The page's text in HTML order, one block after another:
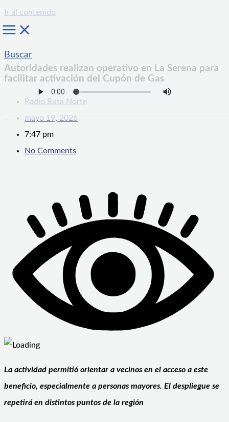
Ir al contenido
Buscar
Autoridades realizan operativo en La Serena para
facilitar activación del Cupón de Gas
Radio Ruta Norte
mayo 19, 2026
7:47 pm
No Comments
La actividad permitió orientar a vecinos en el acceso a este
beneficio, especialmente a personas mayores. El despliegue se
repetirá en distintos puntos de la región